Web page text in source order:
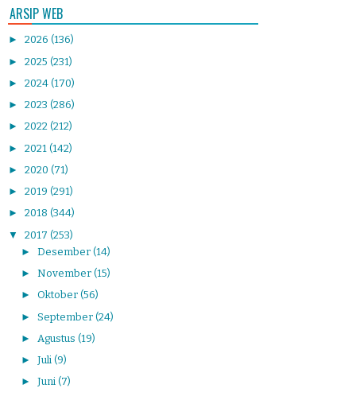
ARSIP WEB
► 2026 (136)
► 2025 (231)
► 2024 (170)
► 2023 (286)
► 2022 (212)
► 2021 (142)
► 2020 (71)
► 2019 (291)
► 2018 (344)
▼ 2017 (253)
► Desember (14)
► November (15)
► Oktober (56)
► September (24)
► Agustus (19)
► Juli (9)
► Juni (7)